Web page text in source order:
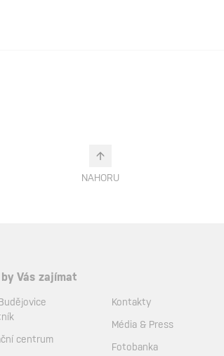
NAHORU
by Vás zajímat
centrum
Kontakty
Média & Press
Fotobanka